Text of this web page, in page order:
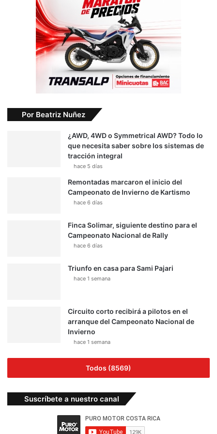
Por Beatriz Nuñez
¿AWD, 4WD o Symmetrical AWD? Todo lo
que necesita saber sobre los sistemas de
tracción integral
hace 5 días
Remontadas marcaron el inicio del
Campeonato de Invierno de Kartismo
hace 6 días
Finca Solimar, siguiente destino para el
Campeonato Nacional de Rally
hace 6 días
Triunfo en casa para Sami Pajari
hace 1 semana
Circuito corto recibirá a pilotos en el
arranque del Campeonato Nacional de
Invierno
hace 1 semana
Todos (8569)
Suscríbete a nuestro canal